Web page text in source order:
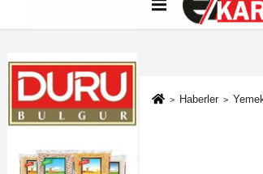
Künye İletişim
Haberler